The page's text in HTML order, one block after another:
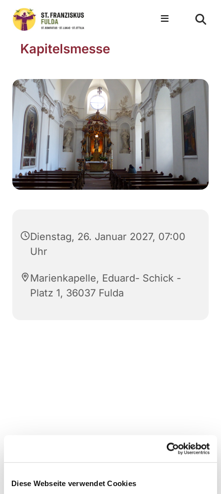
Diese Webseite verwendet Cookies
Kapitelsmesse
Dienstag, 26. Januar 2027, 07:00
Uhr
Marienkapelle, Eduard- Schick -
Platz 1, 36037 Fulda